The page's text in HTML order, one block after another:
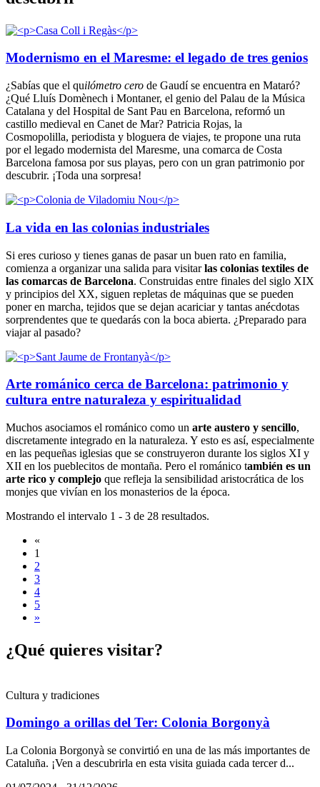
Modernismo en el Maresme: el legado de tres genios
¿Sabías que el quilómetro cero de Gaudí se encuentra en Mataró?
¿Qué Lluís Domènech i Montaner, el genio del Palau de la Música
Catalana y del Hospital de Sant Pau en Barcelona, reformó un
castillo medieval en Canet de Mar? Patricia Rojas, la
Cosmopolilla, periodista y bloguera de viajes, te propone una ruta
por el legado modernista del Maresme, una comarca de Costa
Barcelona famosa por sus playas, pero con un gran patrimonio por
descubrir. ¡Toda una sorpresa!
La vida en las colonias industriales
Si eres curioso y tienes ganas de pasar un buen rato en familia,
comienza a organizar una salida para visitarlas colonias textiles de
las comarcas de Barcelona. Construidas entre finales del siglo XIX
y principios del XX, siguen repletas de máquinas que se pueden
poner en marcha, tejidos que se dejan acariciar y tantas anécdotas
sorprendentes que te quedarás con la boca abierta. ¿Preparado para
viajar al pasado?
Arte románico cerca de Barcelona: patrimonio y
cultura entre naturaleza y espiritualidad
Muchos asociamos el románico como un arte austero y sencillo,
discretamente integrado en la naturaleza. Y esto es así, especialmente
en las pequeñas iglesias que se construyeron durante los siglos XI y
XII en los pueblecitos de montaña. Pero el románico también es un
arte rico y complejo que refleja la sensibilidad aristocrática de los
monjes que vivían en los monasterios de la época.
Mostrando el intervalo 1 - 3 de 28 resultados.
«
1
2
3
4
5
»
¿Qué quieres visitar?
Cultura y tradiciones
Domingo a orillas del Ter: Colonia Borgonyà
La Colonia Borgonyà se convirtió en una de las más importantes de
Cataluña. ¡Ven a descubrirla en esta visita guiada cada tercer d...